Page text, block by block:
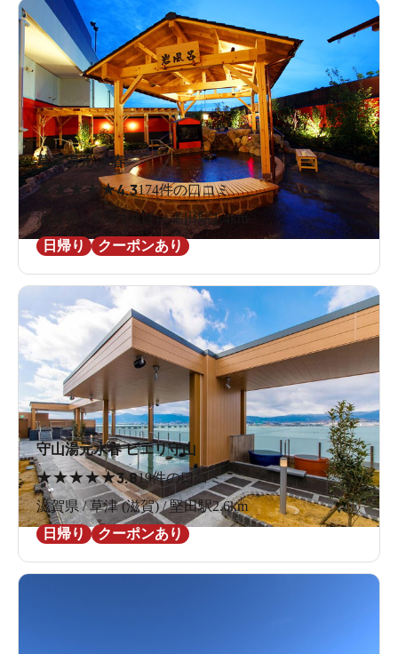
草津湯元 水春
★ ★★★★4.3174件の口コミ
滋賀県 / 草津 (滋賀) / 瀬田駅1.4km
日帰り
クーポンあり
守山湯元水春 ピエリ守山
★★★★★3.819件の口コミ
滋賀県 / 草津 (滋賀) / 堅田駅2.6km
日帰り
クーポンあり